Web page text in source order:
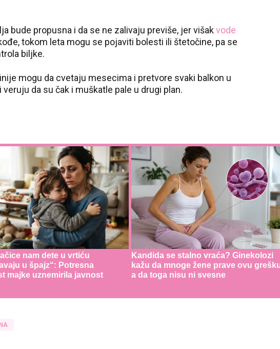
bude propusna i da se ne zalivaju previše, jer višakvode
tokom leta mogu se pojaviti bolesti ili štetočine, pa se
biljke.
mogu da cvetaju mesecima i pretvore svaki balkon u
da su čak i muškatle pale u drugi plan.
nam dete u vrtiću
u špajz“: Potresna
majke uznemirila javnost
Kandida se stalno vraća? Ginekolozi
kažu da mnoge žene prave ovu
a da toga nisu ni svesne